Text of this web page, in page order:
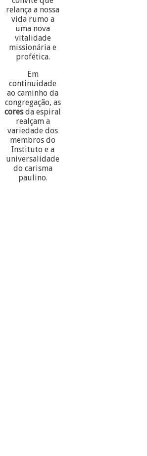
relança a nossa
vida rumo a
uma nova
vitalidade
missionária e
profética.
Em
continuidade
ao caminho da
congregação, as
coresda espiral
realçam a
variedade dos
membros do
Instituto e a
universalidade
do carisma
paulino.